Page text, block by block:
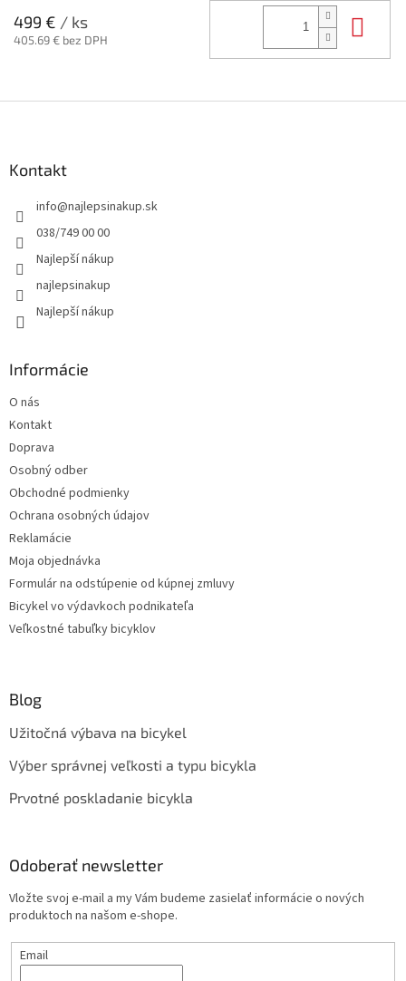
499 € / ks
405.69 € bez DPH
Kontakt
info@najlepsinakup.sk
038/749 00 00
Najlepší nákup
najlepsinakup
Najlepší nákup
Informácie
O nás
Kontakt
Doprava
Osobný odber
Obchodné podmienky
Ochrana osobných údajov
Reklamácie
Moja objednávka
Formulár na odstúpenie od kúpnej zmluvy
Bicykel vo výdavkoch podnikateľa
Veľkostné tabuľky bicyklov
Blog
Užitočná výbava na bicykel
Výber správnej veľkosti a typu bicykla
Prvotné poskladanie bicykla
Odoberať newsletter
Vložte svoj e-mail a my Vám budeme zasielať informácie o nových
produktoch na našom e-shope.
Email